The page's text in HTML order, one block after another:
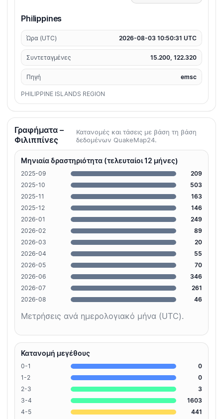
Philippines
Ώρα (UTC) 2026-08-03 10:50:31 UTC
Συντεταγμένες 15.200, 122.320
Πηγή emsc
PHILIPPINE ISLANDS REGION
Γραφήματα –
Φιλιππίνες
Κατανομές και τάσεις με βάση τη βάση
δεδομένων QuakeMap24.
Μηνιαία δραστηριότητα (τελευταίοι 12 μήνες)
2025-09
209
2025-10
503
2025-11
163
2025-12
146
2026-01
249
2026-02
89
2026-03
20
2026-04
55
2026-05
70
2026-06
346
2026-07
261
2026-08
46
Μετρήσεις ανά ημερολογιακό μήνα (UTC).
Κατανομή μεγέθους
0-1
0
1-2
0
2-3
3
3-4
1603
4-5
441